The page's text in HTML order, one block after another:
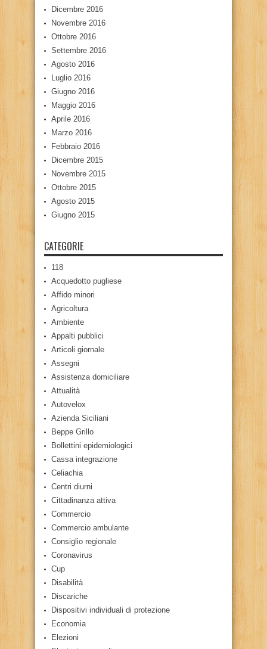
Dicembre 2016
Novembre 2016
Ottobre 2016
Settembre 2016
Agosto 2016
Luglio 2016
Giugno 2016
Maggio 2016
Aprile 2016
Marzo 2016
Febbraio 2016
Dicembre 2015
Novembre 2015
Ottobre 2015
Agosto 2015
Giugno 2015
CATEGORIE
118
Acquedotto pugliese
Affido minori
Agricoltura
Ambiente
Appalti pubblici
Articoli giornale
Assegni
Assistenza domiciliare
Attualità
Autovelox
Azienda Siciliani
Beppe Grillo
Bollettini epidemiologici
Cassa integrazione
Celiachia
Centri diurni
Cittadinanza attiva
Commercio
Commercio ambulante
Consiglio regionale
Coronavirus
Cup
Disabilità
Discariche
Dispositivi individuali di protezione
Economia
Elezioni